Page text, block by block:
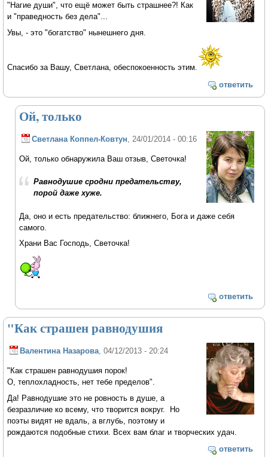
"Нагие души", что ещё может быть страшнее?! Как
и "праведность без дела"...
Увы, - это "богатство" нынешнего дня.
Спасибо за Вашу, Светлана, обеспокоенность этим.
ответить
Ой, только
Светлана Коппел-Ковтун , 24/01/2014 - 00:16
Ой, только обнаружила Ваш отзыв, Светочка!
Равнодушие сродни предательству,
порой даже хуже.
Да, оно и есть предательство: ближнего, Бога и даже себя
самого.
Храни Вас Господь, Светочка!
ответить
"Как страшен равнодушия
Валентина Назарова, 04/12/2013 - 20:24
"Как страшен равнодушия порок!
О, теплохладность, нет тебе пределов".
Да! Равнодушие это не ровность в душе, а
безразличие ко всему, что творится вокруг. Но
поэты видят не вдаль, а вглубь, поэтому и
рождаются подобные стихи. Всех вам благ и творческих удач.
ответить